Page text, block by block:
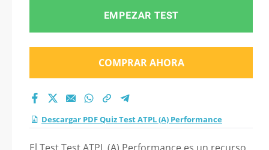
Performance 2026?
EMPEZAR TEST
COMPRAR AHORA
Descargar PDF Quiz Test ATPL (A) Performance